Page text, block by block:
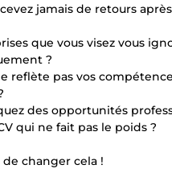
jamais de retours
que vous visez vous
?
reflète pas vos
des opportunités
qui ne fait pas le poids ?
changer cela !